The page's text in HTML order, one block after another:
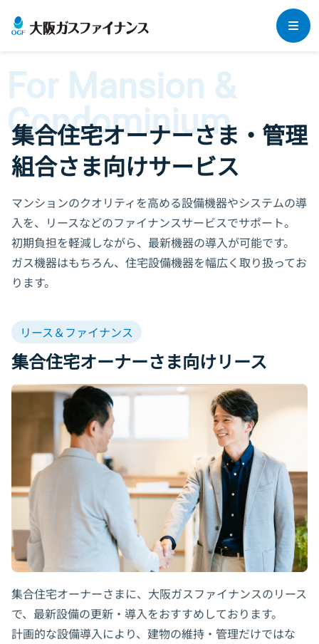
事業領域
社長メッセージ
Daigasグループについて
会社概要
沿革
各種取り組み
法人のお客さま
法人向けリース
法人保険
ビリング（集金代行）サービス
個人のお客さま
クレジット（分割プラン）
個人保険
集合住宅オーナーさま向けリース
マンション管理組合さま向けリース
管理会社さま‧設備会社さまとの協業
よくあるご質問
採用情報
お問い合わせ
Daigasグループ向け専用サイト
（Daigasグループ従業員さま 退職者さまはこちら）
For Mansion &
Condominium
集合住宅オーナーさま・管理
組合さま向けサービス
マンションのクオリティを高める設備機器やシステムの導
入を、リースなどのファイナンスサービスでサポート。
初期負担を軽減しながら、最新機器の導入が可能です。
ガス機器はもちろん、住宅設備機器を幅広く取り扱ってお
ります。
リース＆ファイナンス
集合住宅オーナーさま向けリース
集合住宅オーナーさまに、大阪ガスファイナンスのリース
で、最新設備の更新・導入をおすすめしております。
計画的な設備導入により、建物の維持・管理だけではな